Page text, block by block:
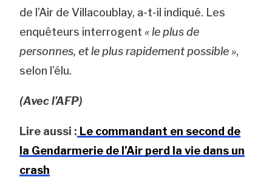
de l’Air de Villacoublay, a-t-il indiqué. Les
enquêteurs interrogent« le plus de
personnes, et le plus rapidement possible »,
selon l’élu.
(Avec l’AFP)
Lire aussi : Le commandant en second de
la Gendarmerie de l’Air perd la vie dans un
crash